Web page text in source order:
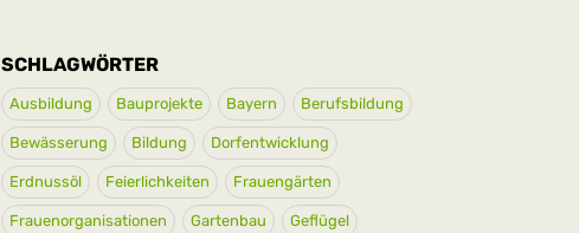
SCHLAGWÖRTER
Ausbildung Bauprojekte Bayern Berufsbildung
Bewässerung Bildung Dorfentwicklung
Erdnussöl Feierlichkeiten Frauengärten
Frauenorganisationen Gartenbau Geflügel